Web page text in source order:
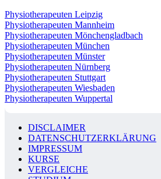
Physiotherapeuten Leipzig
Physiotherapeuten Mannheim
Physiotherapeuten Mönchengladbach
Physiotherapeuten München
Physiotherapeuten Münster
Physiotherapeuten Nürnberg
Physiotherapeuten Stuttgart
Physiotherapeuten Wiesbaden
Physiotherapeuten Wuppertal
DISCLAIMER
DATENSCHUTZERKLÄRUNG
IMPRESSUM
KURSE
VERGLEICHE